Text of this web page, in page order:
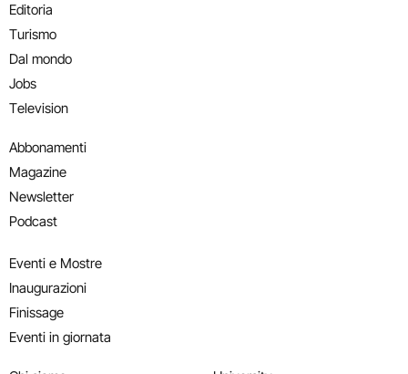
Editoria
Turismo
Dal mondo
Jobs
Television
Abbonamenti
Magazine
Newsletter
Podcast
Eventi e Mostre
Inaugurazioni
Finissage
Eventi in giornata